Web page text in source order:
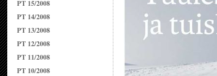
PT 15/2008
PT 14/2008
PT 13/2008
PT 12/2008
PT 11/2008
PT 10/2008